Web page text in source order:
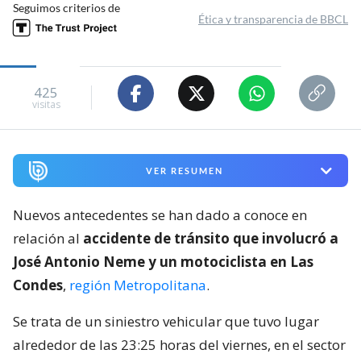
Seguimos criterios de
Ética y transparencia de BBCL
425
visitas
VER RESUMEN
Nuevos antecedentes se han dado a conoce en
relación al accidente de tránsito que involucró a
José Antonio Neme y un motociclista en Las
Condes, región Metropolitana.
Se trata de un siniestro vehicular que tuvo lugar
alrededor de las 23:25 horas del viernes, en el sector